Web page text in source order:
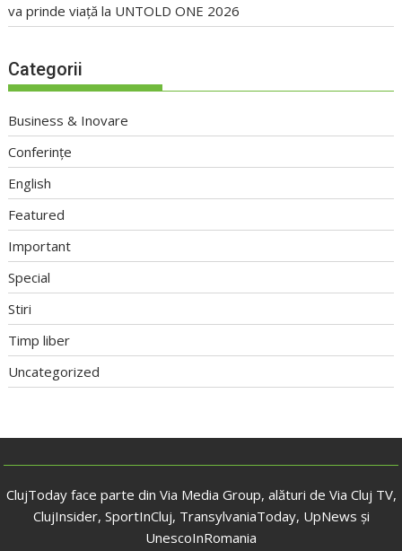
va prinde viață la UNTOLD ONE 2026
Categorii
Business & Inovare
Conferințe
English
Featured
Important
Special
Stiri
Timp liber
Uncategorized
ClujToday face parte din Via Media Group, alături de Via Cluj TV,
ClujInsider, SportInCluj, TransylvaniaToday, UpNews și
UnescoInRomania